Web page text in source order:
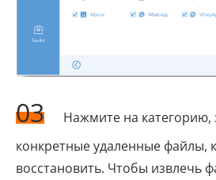
03
Нажмите на категорию,
конкретные удаленные файлы,
восстановить. Чтобы извлечь